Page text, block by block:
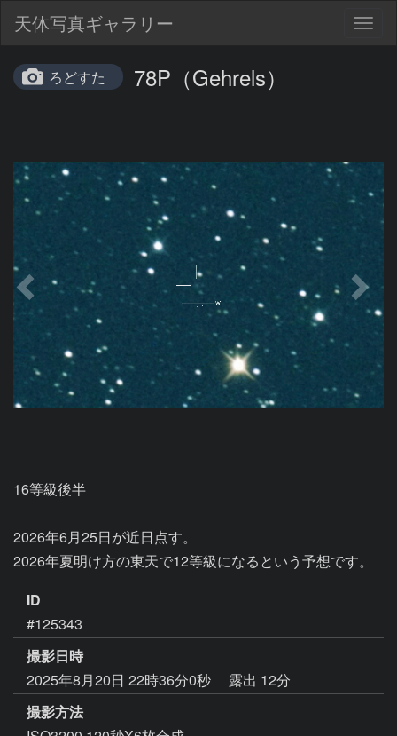
天体写真ギャラリー
ろどすた 78P（Gehrels）
16等級後半
2026年6月25日が近日点す。
2026年夏明け方の東天で12等級になるという予想です。
ID
#125343
撮影日時
2025年8月20日 22時36分0秒
露出 12分
撮影方法